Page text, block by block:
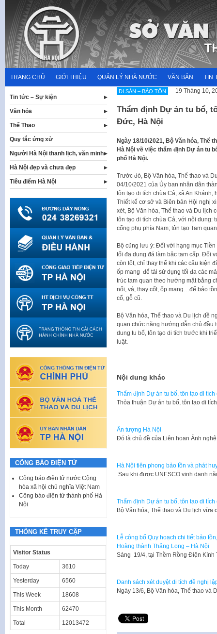
content
TRANG CHỦ GIỚI THIỆU QUẢN LÝ NHÀ NƯỚC VĂN BẢN TIN
DI SẢN – BẢO TỒN 19 Tháng 10,
Thẩm định Dự án tu bổ,
Đức, Hà Nội
Ngày 18/10/2021, Bộ Văn hóa, Thể
Hà Nội về việc thẩm định Dự án tu
phố Hà Nội.
Trước đó, Bộ Văn hóa, Thể thao và
04/10/2021 của Ủy ban nhân dân
tôn tạo di tích chùa Cả, xã An
Thiết kế cơ sở và Biên bản Hội nghị
xét, Bộ Văn hóa, Thể thao và Du lịch
tôn tạo di tích chùa Cả, với nội
cổng phụ phía Nam; tôn tạo Tam
Bộ cũng lưu ý: Đối với hạng mục
tối đa dụng đá làm bậc tam cấp. Đối
còn tốt, chỉ thay thế khi các cấu kiện
ốp mang để tái sử dụng tối đa các
trúc tam quan theo hướng mặt bằng
nối, vá, thay cốt, ốp mang…để bảo
cổ, gỗ cũ.
Bộ Văn hóa, Thể thao và Du lịch đề
quan chức năng hướng dẫn chủ đầu
dung tu bổ, tôn tạo di tích trước khi
luật.
Nội dung khác
Thẩm định Dự án tu bổ, tôn tạo di
Thỏa thuận Dự án tu bổ, tôn tạo di
Ấn tượng Hà Nội
Đó là chủ đề của Liên hoan Ảnh
Hà Nội tiên phong bảo tồn và phát
Sau khi được UNESCO vinh danh
Thẩm định Dự án tu bổ, tôn tạo di
Bộ Văn hóa, Thể thao và Du lịch
Lễ công bố Quy hoạch chi tiết bảo
Hoàng thành Thăng Long – Hà Nội
Sáng 19/4, tại Thềm Rồng Điện
Danh sách xét duyệt di tích đề nghị
Ngày 13/6, Bộ Văn hóa, Thể thao và
Tin tức – Sự kiện
Văn hóa
Thể Thao
Quy tắc ứng xử
Người Hà Nội thanh lịch, văn minh
Hà Nội đẹp và chưa đẹp
Tiêu điểm Hà Nội
CÔNG BÁO ĐIỆN TỬ
Công báo điện tử nước Cộng
hòa xã hội chủ nghĩa Việt Nam
Công báo điện tử thành phố Hà
Nội
THỐNG KÊ TRUY CẬP
Visitor Status
Today 3610
Yesterday 6560
This Week 18608
This Month 62470
Total 12013472